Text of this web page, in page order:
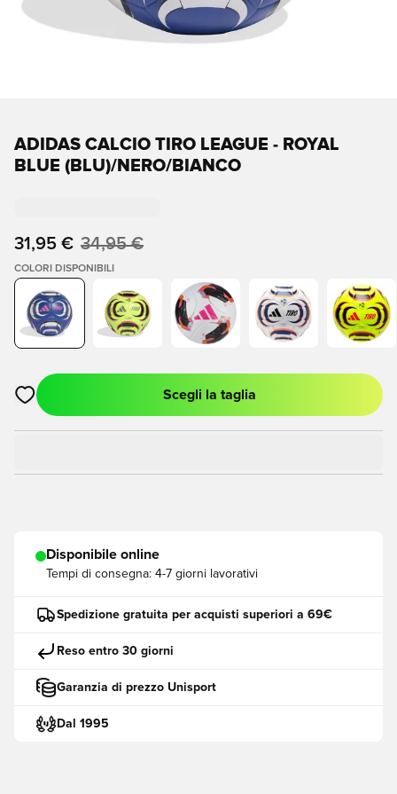
ADIDAS CALCIO TIRO LEAGUE - ROYAL
BLUE (BLU)/NERO/BIANCO
31,95 € 34,95 €
COLORI DISPONIBILI
Apre una finestra modale per accedere o registrarsi come
Scegli la taglia
Disponibile online
Tempi di consegna: 4-7 giorni lavorativi
Spedizione gratuita per acquisti superiori a 69€
Reso entro 30 giorni
Garanzia di prezzo Unisport
Dal 1995